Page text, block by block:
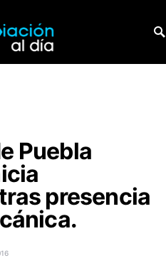
Puebla
presencia